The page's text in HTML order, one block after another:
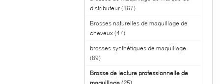
distributeur (167)
Brosses naturelles de maquillage de
cheveux (47)
brosses synthétiques de maquillage
(89)
Brosse de lecture professionnelle de